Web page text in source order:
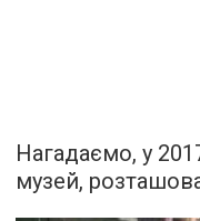
Нагадаємо, у
музей,